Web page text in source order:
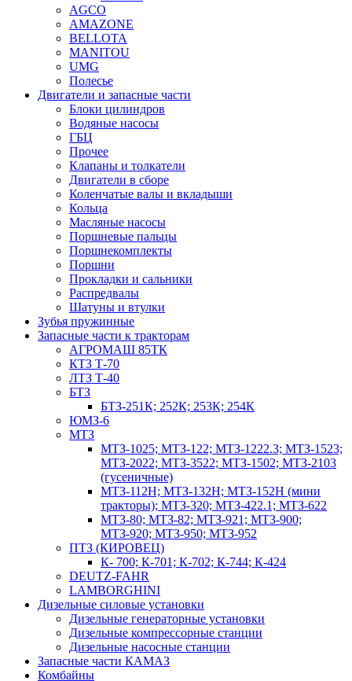
AGCO
AMAZONE
BELLOTA
MANITOU
UMG
Полесье
Двигатели и запасные части
Блоки цилиндров
Водяные насосы
ГБЦ
Прочее
Клапаны и толкатели
Двигатели в сборе
Коленчатые валы и вкладыши
Кольца
Масляные насосы
Поршневые пальцы
Поршнекомплекты
Поршни
Прокладки и сальники
Распредвалы
Шатуны и втулки
Зубья пружинные
Запасные части к тракторам
АГРОМАШ 85ТК
КТЗ Т-70
ЛТЗ Т-40
БТЗ
БТЗ-251К; 252К; 253К; 254К
ЮМЗ-6
МТЗ
МТЗ-1025; МТЗ-122; МТЗ-1222.3; МТЗ-1523;
МТЗ-2022; МТЗ-3522; МТЗ-1502; МТЗ-2103
(гусеничные)
МТЗ-112Н; МТЗ-132Н; МТЗ-152Н (мини
тракторы); МТЗ-320; МТЗ-422.1; МТЗ-622
МТЗ-80; МТЗ-82; МТЗ-921; МТЗ-900;
МТЗ-920; МТЗ-950; МТЗ-952
ПТЗ (КИРОВЕЦ)
К- 700; К-701; К-702; К-744; К-424
DEUTZ-FAHR
LAMBORGHINI
Дизельные силовые установки
Дизельные генераторные установки
Дизельные компрессорные станции
Дизельные насосные станции
Запасные части КАМАЗ
Комбайны